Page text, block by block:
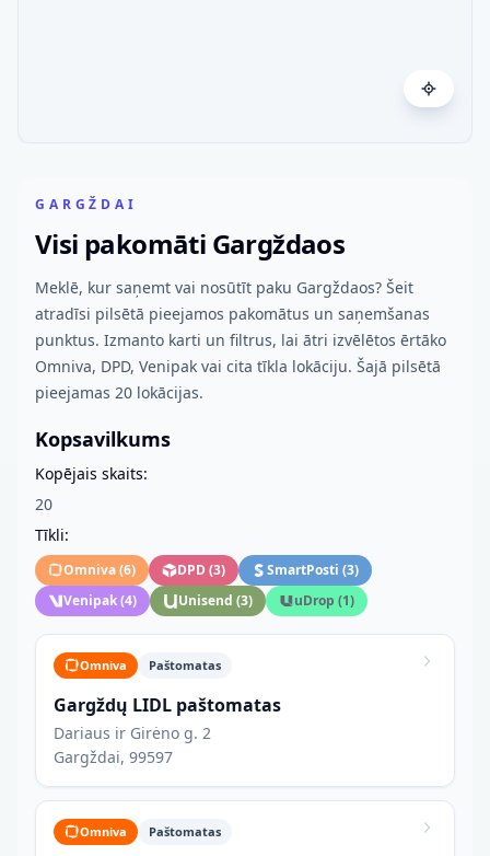
GARGŽDAI
Visi pakomāti Gargždaos
Meklē, kur saņemt vai nosūtīt paku Gargždaos? Šeit
atradīsi pilsētā pieejamos pakomātus un saņemšanas
punktus. Izmanto karti un filtrus, lai ātri izvēlētos ērtāko
Omniva, DPD, Venipak vai cita tīkla lokāciju. Šajā pilsētā
pieejamas 20 lokācijas.
Kopsavilkums
Kopējais skaits:
20
Tīkli:
Omniva(6) DPD(3) SmartPosti (3)
Venipak(4) Unisend (3) uDrop (1)
Omniva Paštomatas
Gargždų LIDL paštomatas
Dariaus ir Girėno g. 2
Gargždai, 99597
Omniva Paštomatas